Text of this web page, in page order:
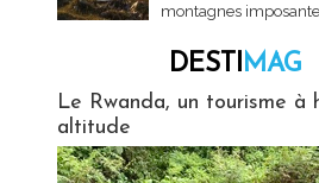
montagnes
DESTIMAG
Le Rwanda, un tourisme à
altitude